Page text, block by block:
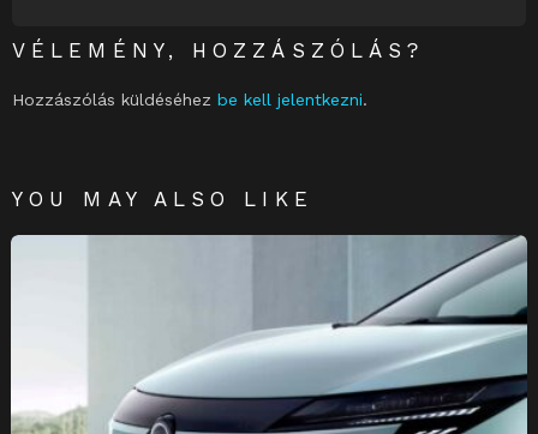
VÉLEMÉNY, HOZZÁSZÓLÁS?
Hozzászólás küldéséhez be kell jelentkezni.
YOU MAY ALSO LIKE